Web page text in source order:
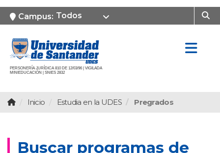
Campus: Todos
PERSONERÍA JURÍDICA 810 DE 12/03/96 | VIGILADA
MINIEDUCACIÓN | SNIES 2832
Inicio Estudia en la UDES Pregrados
Buscar programas de